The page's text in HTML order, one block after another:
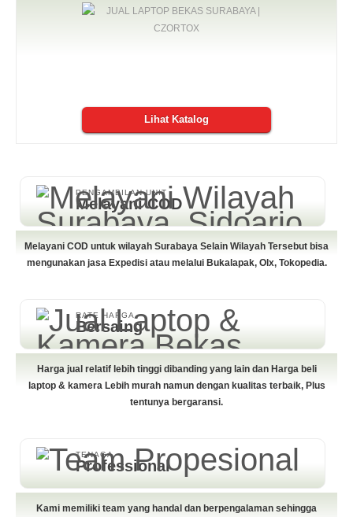
Lihat Katalog
PENGAMBILAN UNIT
Melayani COD
Melayani COD untuk wilayah Surabaya Selain Wilayah Tersebut bisa
mengunakan jasa Expedisi atau melalui Bukalapak, Olx, Tokopedia.
RATE HARGA
Bersaing
Harga jual relatif lebih tinggi dibanding yang lain dan Harga beli
laptop & kamera Lebih murah namun dengan kualitas terbaik, Plus
tentunya bergaransi.
TENAGA
Professional
Kami memiliki team yang handal dan berpengalaman sehingga